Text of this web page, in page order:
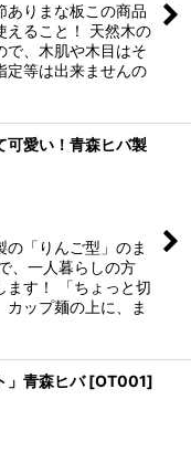
ありまな板この商品
えること！ 天然木の
で、木肌や木目はそ
定等は出来ませんの
可愛い！青森ヒバ製
「りんご型」のま
、一人暮らしの方
ます！ 「ちょっと切
カップ麺の上に、ま
」青森ヒバ [OT001]